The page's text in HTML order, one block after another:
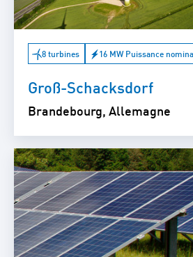
8 turbines 16 MW Puissance
Groß-Schacksdorf
Brandebourg, Allemagne